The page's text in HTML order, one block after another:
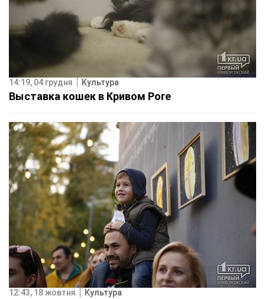
14:19, 04 грудня Культура
Выставка кошек в Кривом Роге
12:43, 18 жовтня Культура